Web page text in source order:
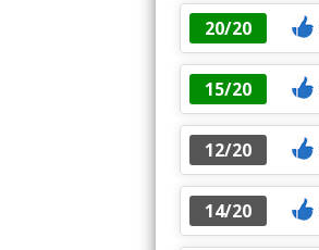
20/20
15/20
12/20
14/20